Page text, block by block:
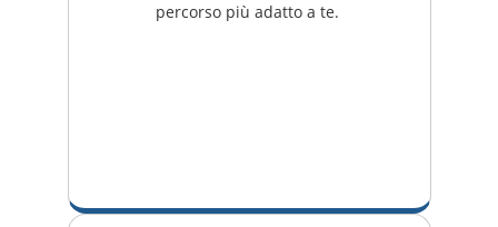
percorso più adatto a te.